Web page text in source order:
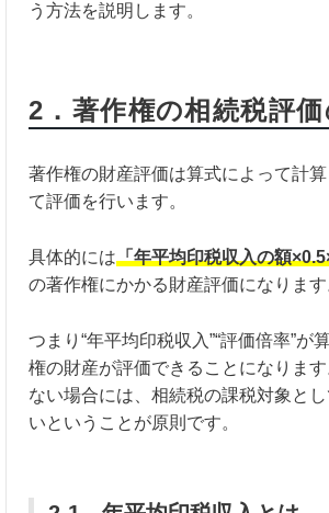
う方法を説明します。
2．著作権の相続税評
著作権の財産評価は算式によって計
て評価を行います。
具体的には「年平均印税収入の額
の著作権にかかる財産評価になります
つまり“年平均印税収入”“評価倍率”が
権の財産が評価できることになりま
ない場合には、相続税の課税対象と
いということが原則です。